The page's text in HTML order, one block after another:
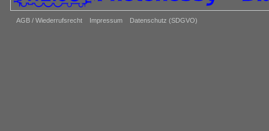
AGB / Wiederrufsrecht Impressum Datenschutz (SDGVO)